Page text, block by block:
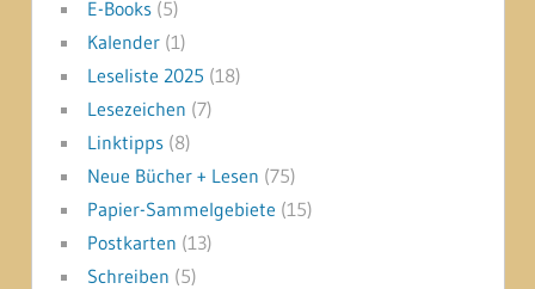
E-Books(5)
Kalender(1)
Leseliste 2025 (18)
Lesezeichen (7)
Linktipps(8)
Neue Bücher + Lesen (75)
Papier-Sammelgebiete (15)
Postkarten (13)
Schreiben (5)